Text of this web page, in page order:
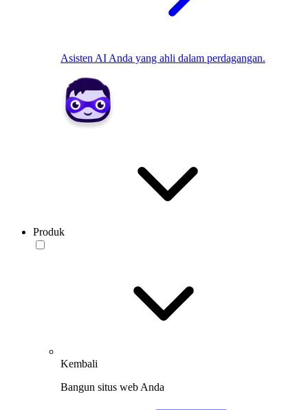
Asisten AI Anda yang ahli dalam perdagangan.
Produk
Kembali
Bangun situs web Anda